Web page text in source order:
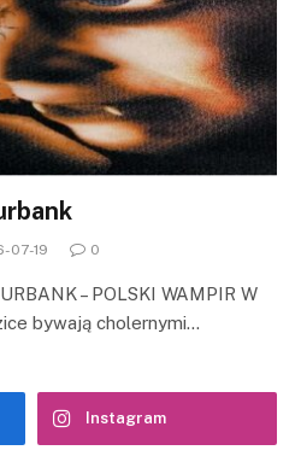
07-19 0
– POLSKI WAMPIR W
bywają cholernymi…
Instagram